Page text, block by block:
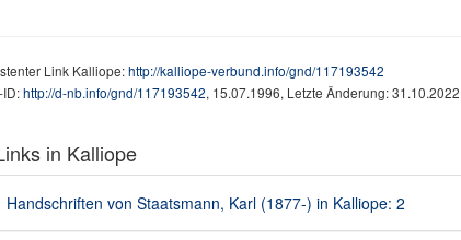
Link Kalliope:http://kalliope-verbund.info/gnd/117193542
http://d-nb.info/gnd/117193542, 15.07.1996, Letzte Änderung: 31.10.2022
in Kalliope
Handschriften von Staatsmann, Karl (1877-) in Kalliope: 2